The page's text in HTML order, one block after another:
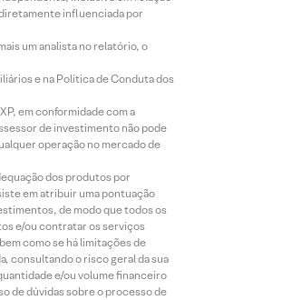
influenciada por
um analista no relatório, o
e na Política de Conduta dos
em conformidade com a
de investimento não pode
operação no mercado de
dos produtos por
em atribuir uma pontuação
de modo que todos os
e/ou contratar os serviços
como se há limitações de
consultando o risco geral da sua
e/ou volume financeiro
de dúvidas sobre o processo de